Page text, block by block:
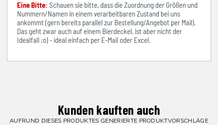
Eine Bitte: Schauen sie bitte, dass die Zuordnung der Größen und
Nummern/Namen in einem verarbeitbaren Zustand bei uns
ankommt (gern bereits parallel zur Bestellung/Angebot per Mail).
Das geht zwar auch auf einem Bierdeckel, ist aber nicht der
Idealfall ;o) - ideal einfach per E-Mail oder Excel.
Kunden kauften auch
AUFRUND DIESES PRODUKTES GENERIERTE PRODUKTVORSCHLÄGE